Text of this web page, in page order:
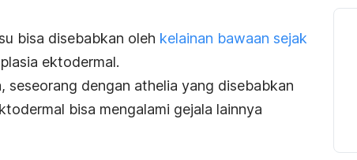
bisa disebabkan oleh kelainan bawaan sejak
ektodermal.
seseorang dengan athelia yang disebabkan
bisa mengalami gejala lainnya